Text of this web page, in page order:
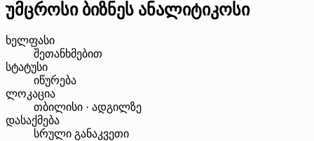
უმცროსი ბიზნეს ანალიტიკოსი
ხელფასი
შეთანხმებით
სტატუსი
იწურება
ლოკაცია
თბილისი · ადგილზე
დასაქმება
სრული განაკვეთი